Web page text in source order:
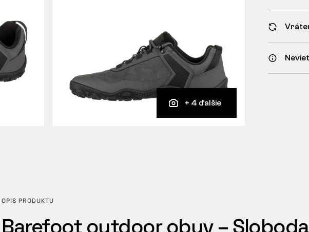
+ 4 ďalšie
OPIS PRODUKTU
Barefoot outdoor obuv – Sloboda